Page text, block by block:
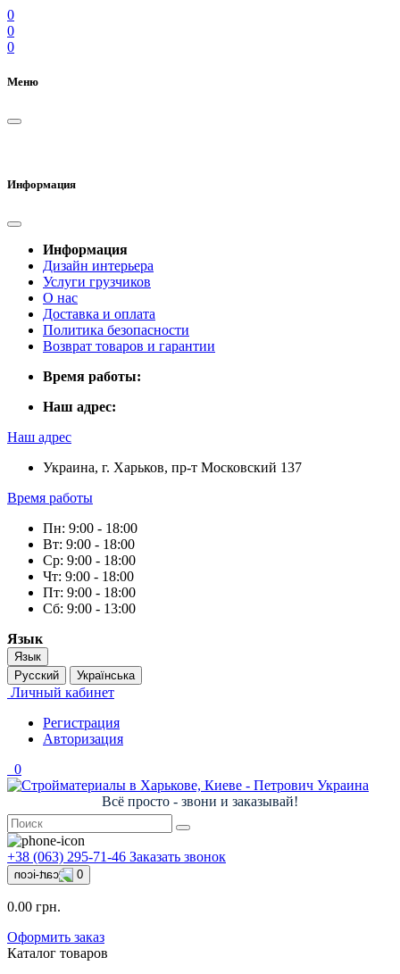
0
0
0
Меню
Информация
Информация
Дизайн интерьера
Услуги грузчиков
О нас
Доставка и оплата
Политика безопасности
Возврат товаров и гарантии
Время работы:
Наш адрес:
Наш адрес
Украина, г. Харьков, пр-т Московский 137
Время работы
Пн: 9:00 - 18:00
Вт: 9:00 - 18:00
Ср: 9:00 - 18:00
Чт: 9:00 - 18:00
Пт: 9:00 - 18:00
Сб: 9:00 - 13:00
Язык
Язык
Русский
Українська
Личный кабинет
Регистрация
Авторизация
0
Всё просто - звони и заказывай!
+38 (063) 295-71-46 Заказать звонок
0
0.00 грн.
Оформить заказ
Каталог товаров